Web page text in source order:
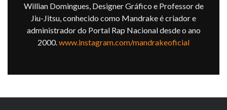
Willian Domingues, Designer Gráfico e Professor de
Jiu-Jitsu, conhecido como Mandrake é criador e
administrador do Portal Rap Nacional desde o ano
2000. www.instagram.com/mandrakeoficial